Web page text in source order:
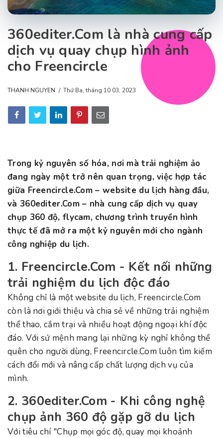
360editer.Com là nhà cung cấp
dịch vụ quay chụp hình ảnh
cho Freencircle
THANH NGUYEN Thứ Ba, tháng 10 03, 2023
Trong kỷ nguyên số hóa, nơi mà trải nghiệm ảo
đang ngày một trở nên quan trọng, việc hợp tác
giữa Freencircle.Com – website du lịch hàng đầu,
và 360editer.Com – nhà cung cấp dịch vụ quay
chụp 360 độ, flycam, chương trình truyền hình
thực tế đã mở ra một kỷ nguyên mới cho ngành
công nghiệp du lịch.
1. Freencircle.Com - Kết nối những
trải nghiệm du lịch độc đáo
Không chỉ là một website du lịch, Freencircle.Com
còn là nơi giới thiệu và chia sẻ về những trải nghiệm
thể thao, cắm trại và nhiều hoạt động ngoại khí độc
đáo. Với sứ mệnh mang lại những kỳ nghỉ không thể
quên cho người dùng, Freencircle.Com luôn tìm kiếm
cách đổi mới và nâng cấp chất lượng dịch vụ của
mình.
2. 360editer.Com - Khi công nghệ
chụp ảnh 360 độ gặp gỡ du lịch
Với tiêu chí "Chụp mọi góc độ, quay mọi khoảnh